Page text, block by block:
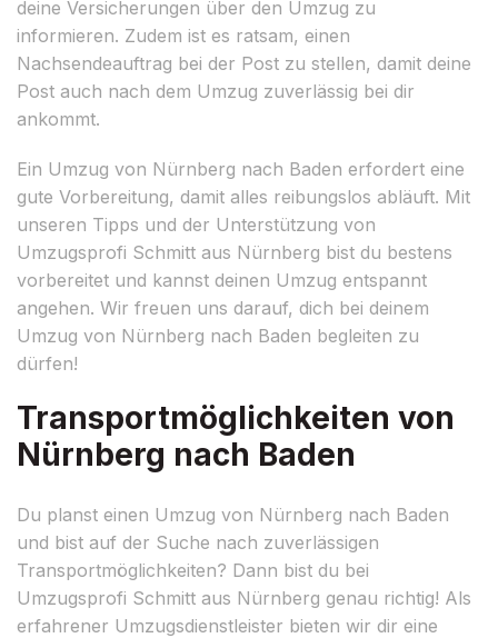
deine Versicherungen über den Umzug zu
informieren. Zudem ist es ratsam, einen
Nachsendeauftrag bei der Post zu stellen, damit deine
Post auch nach dem Umzug zuverlässig bei dir
ankommt.
Ein Umzug von Nürnberg nach Baden erfordert eine
gute Vorbereitung, damit alles reibungslos abläuft. Mit
unseren Tipps und der Unterstützung von
Umzugsprofi Schmitt aus Nürnberg bist du bestens
vorbereitet und kannst deinen Umzug entspannt
angehen. Wir freuen uns darauf, dich bei deinem
Umzug von Nürnberg nach Baden begleiten zu
dürfen!
Transportmöglichkeiten von
Nürnberg nach Baden
Du planst einen Umzug von Nürnberg nach Baden
und bist auf der Suche nach zuverlässigen
Transportmöglichkeiten? Dann bist du bei
Umzugsprofi Schmitt aus Nürnberg genau richtig! Als
erfahrener Umzugsdienstleister bieten wir dir eine